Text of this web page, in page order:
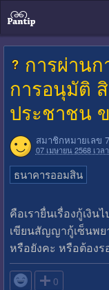
การผ่านก
การอนุมัติ
ประชาชน
สมาชิกหมายเลข
07 เมษายน 2568 เวล
ธนาคารออมสิน
คือเรายื่นเรื่องกู้เงิน
เขียนสัญญากู้เซ็นพ
หรือยังคะ หรือต้อง
 0